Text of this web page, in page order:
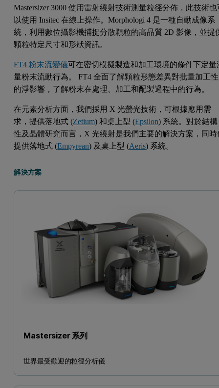
Mastersizer 3000 使用雷射繞射技術測量粒徑分佈，此技術也
以使用 Insitec 在線上操作。Morphologi 4 是一種自動成像系
統，利用數位攝影機捕捉分散顆粒的高品質 2D 影像，並提
顆粒特定尺寸和形狀資訊。
FT4 粉末流變儀可在密切模擬製造和加工環境的條件下定量
量粉末流動行為。 FT4 全面了解顆粒形態差異對批量加工性
的淨影響，了解粉末在處理、加工和配製過程中的行為。
在元素分析方面，我們採用 X 光螢光技術，可根據應用需
求，提供落地式 (Zetium) 和桌上型 (Epsilon) 系統。對於結構
性及晶體研究而言，X 光繞射是我們主要的解決方案，同時
提供落地式 (Empyrean) 及桌上型 (Aeris) 系統。
解決方案
Mastersizer 系列
世界最受歡迎的粒徑分析儀